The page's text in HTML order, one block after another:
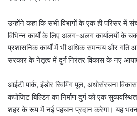
उन्होंने कहा कि सभी विभागों के एक ही परिसर में
विभिन्न कार्यों के लिए अलग-अलग कार्यालयों के
प्रशासनिक कार्यों में भी अधिक समन्वय और गति
सरकार के नेतृत्व में दुर्ग निरंतर विकास के नए
आईटी पार्क, इंडोर स्विमिंग पूल, अधोसंरचना
कंपोजिट बिल्डिंग का निर्माण दुर्ग को एक
शहर के रूप में नई पहचान प्रदान करेगा। यह भवन